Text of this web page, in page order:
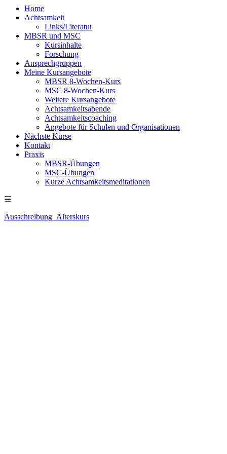
Home
Achtsamkeit
Links/Literatur
MBSR und MSC
Kursinhalte
Forschung
Ansprechgruppen
Meine Kursangebote
MBSR 8-Wochen-Kurs
MSC 8-Wochen-Kurs
Weitere Kursangebote
Achtsamkeitsabende
Achtsamkeitscoaching
Angebote für Schulen und Organisationen
Nächste Kurse
Kontakt
Praxis
MBSR-Übungen
MSC-Übungen
Kurze Achtsamkeitsmeditationen
☰
Ausschreibung_Alterskurs